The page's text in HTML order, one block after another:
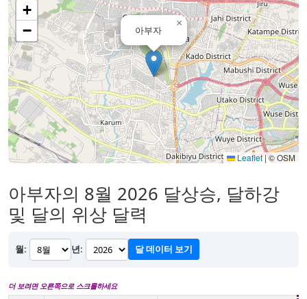
아부자
×
+
−
Leaflet |© OSM
아부자의 8월 2026 달상승, 달하강
및 달의 위상 달력
월: 년: 달 데이터 보기
더 보려면 오른쪽으로 스크롤하세요